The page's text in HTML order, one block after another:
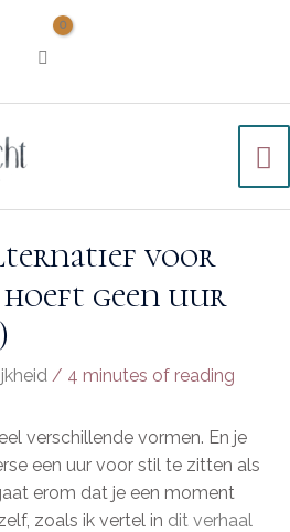
voor
geen uur
/ 4 minutes of reading
verschillende vormen. En je
een uur voor stil te zitten als
erom dat je een moment
zoals ik vertel in dit verhaal